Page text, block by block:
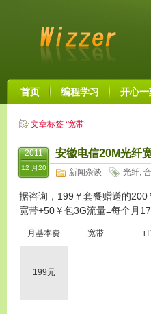
首页 编程学习 开心一
文章标签 ‘宽带’
2011
12 月20
安徽电信20M光纤
新闻杂谈 光纤,
据咨询，199￥套餐赠送的
宽带+50￥包3G流量=每个月
月基本费 宽带
199元